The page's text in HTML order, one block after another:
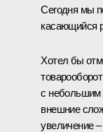
Сегодня мы
касающийся
Хотел бы
с небольшим
внешние
увеличение